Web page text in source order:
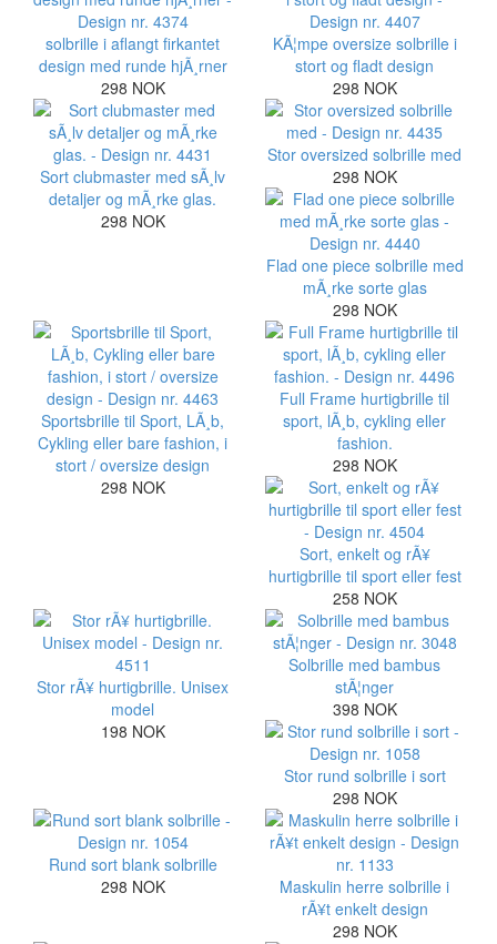
solbrille i aflangt firkantet
design med runde hjÃ¸rner
298 NOK
KÃ¦mpe oversize solbrille i
stort og fladt design
298 NOK
Sort clubmaster med sÃ¸lv
detaljer og mÃ¸rke glas.
298 NOK
Stor oversized solbrille med
298 NOK
Flad one piece solbrille med
mÃ¸rke sorte glas
298 NOK
Sportsbrille til Sport, LÃ¸b,
Cykling eller bare fashion, i
stort / oversize design
298 NOK
Full Frame hurtigbrille til
sport, lÃ¸b, cykling eller
fashion.
298 NOK
Sort, enkelt og rÃ¥
hurtigbrille til sport eller fest
258 NOK
Stor rÃ¥ hurtigbrille. Unisex
model
198 NOK
Solbrille med bambus
stÃ¦nger
398 NOK
Stor rund solbrille i sort
298 NOK
Rund sort blank solbrille
298 NOK
Maskulin herre solbrille i
rÃ¥t enkelt design
298 NOK